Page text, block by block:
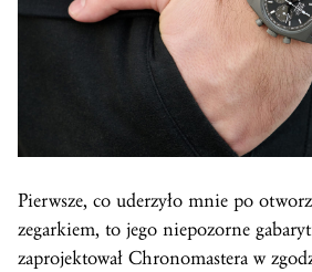
Pierwsze, co uderzyło mnie po
zegarkiem, to jego niepozorne
zaprojektował Chronomastera w